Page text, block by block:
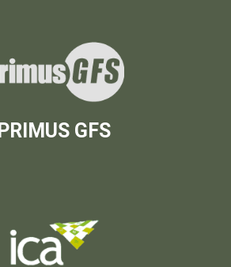
PRIMUS GFS